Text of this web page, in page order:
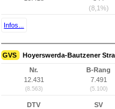
(8,1%)
Infos...
GVS Hoyerswerda-Bautzener
Nr.
12.431
(8.563)
B-Rang
7.491
(5.100)
DTV SV